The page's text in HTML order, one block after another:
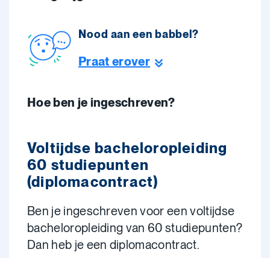
Nood aan een babbel?
Praat erover
Hoe ben je ingeschreven?
Voltijdse bacheloropleiding
60 studiepunten
(diplomacontract)
Ben je ingeschreven voor een voltijdse
bacheloropleiding van 60 studiepunten?
Dan heb je een diplomacontract.